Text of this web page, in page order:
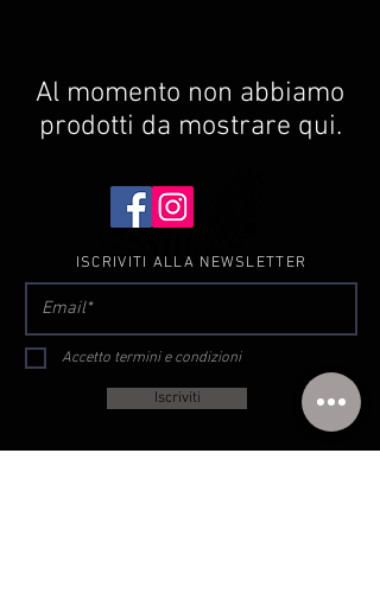
Al momento non abbiamo
prodotti da mostrare qui.
ISCRIVITI ALLA NEWSLETTER
Accetto termini e condizioni
Iscriviti